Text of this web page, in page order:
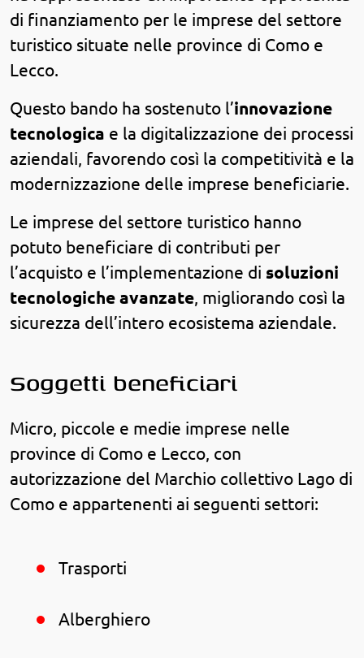
di finanziamento per le imprese del settore
turistico situate nelle province di Como e
Lecco.
Questo bando ha sostenuto l’innovazione
tecnologica e la digitalizzazione dei processi
aziendali, favorendo così la competitività e la
modernizzazione delle imprese beneficiarie.
Le imprese del settore turistico hanno
potuto beneficiare di contributi per
l’acquisto e l’implementazione di soluzioni
tecnologiche avanzate, migliorando così la
sicurezza dell’intero ecosistema aziendale.
Soggetti beneficiari
Micro, piccole e medie imprese nelle
province di Como e Lecco, con
autorizzazione del Marchio collettivo Lago di
Como e appartenenti ai seguenti settori:
Trasporti
Alberghiero